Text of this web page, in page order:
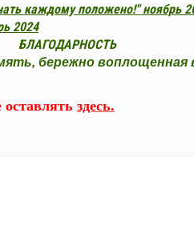
каждому положено!" ноябрь
2024
БЛАГОДАРНОСТЬ
бережно воплощенная
здесь.